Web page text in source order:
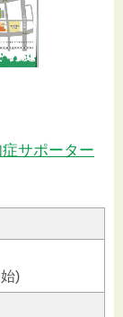
サポーター
)